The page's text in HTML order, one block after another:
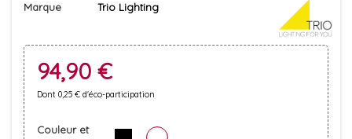
Marque Trio Lighting
94,90 €
Dont 0,25 € d'éco-participation
Couleur et